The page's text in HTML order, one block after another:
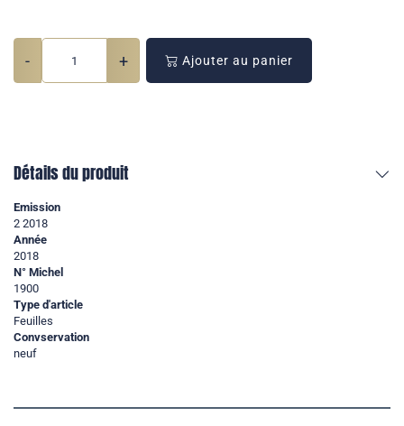
- + Ajouter au panier
Détails du produit
Emission
2 2018
Année
2018
N° Michel
1900
Type d'article
Feuilles
Convservation
neuf